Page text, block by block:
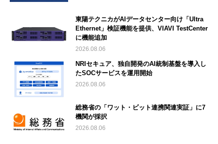
東陽テクニカがAIデータセンター向け「Ultra
Ethernet」検証機能を提供、VIAVI TestCenter
に機能追加
2026.08.06
NRIセキュア、独自開発のAI統制基盤を導入し
たSOCサービスを運用開始
2026.08.06
総務省の「ワット・ビット連携関連実証」に7
機関が採択
2026.08.06